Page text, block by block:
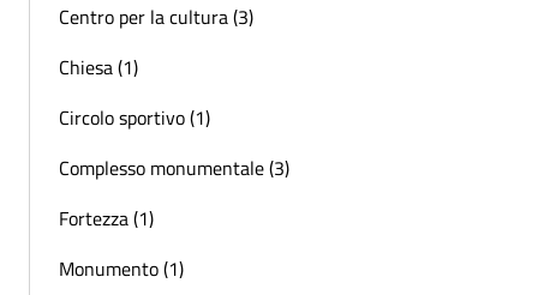
Centro per la cultura (3)
Chiesa (1)
Circolo sportivo (1)
Complesso monumentale (3)
Fortezza (1)
Monumento (1)